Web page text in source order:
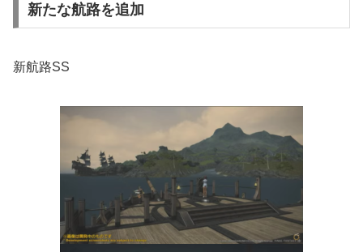
新たな航路を追加
新航路SS